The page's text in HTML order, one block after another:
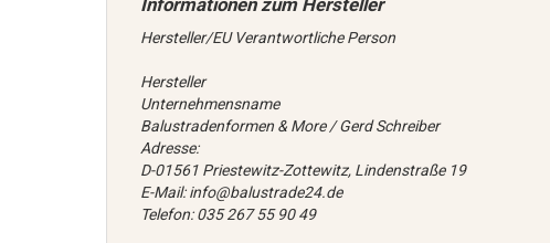
Hersteller/EU Verantwortliche Person
Hersteller
Unternehmensname
Balustradenformen & More / Gerd Schreiber
Adresse:
D-01561 Priestewitz-Zottewitz, Lindenstraße 19
E-Mail: info@balustrade24.de
Telefon: 035 267 55 90 49